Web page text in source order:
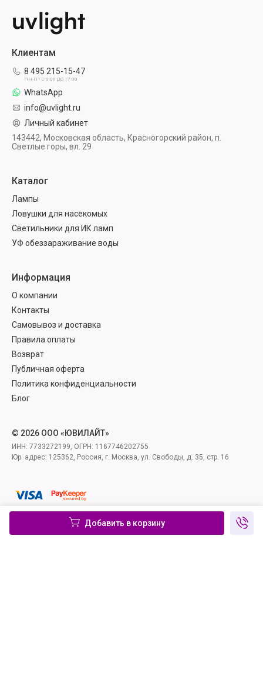
Добавить в корзину
Клиентам
8 495 215-15-47
ПН-ПТ С 9:00 ДО 17:00
WhatsApp
info@uvlight.ru
Личный кабинет
143442, Московская область, Красногорский район, п.
Светлые горы, вл. 29
Каталог
Лампы
Ловушки для насекомых
Светильники для ИК ламп
УФ обеззараживание воды
Информация
О компании
Контакты
Самовывоз и доставка
Правила оплаты
Возврат
Публичная оферта
Политика конфиденциальности
Блог
© 2026 ООО «ЮВИЛАЙТ»
ИНН: 7733272199, ОГРН: 1167746202755
Юр. адрес: 125362, Россия, г. Москва, ул. Свободы, д. 35, стр. 16